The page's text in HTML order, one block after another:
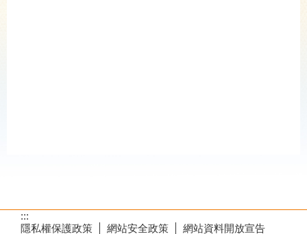
:::
隱私權保護政策
網站安全政策 網站資料開放宣告